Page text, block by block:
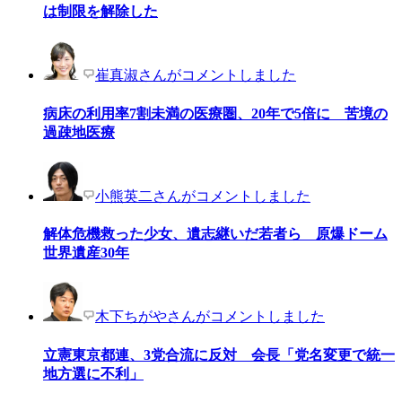
は制限を解除した
崔真淑さんがコメントしました
病床の利用率7割未満の医療圏、20年で5倍に 苦境の
過疎地医療
小熊英二さんがコメントしました
解体危機救った少女、遺志継いだ若者ら 原爆ドーム
世界遺産30年
木下ちがやさんがコメントしました
立憲東京都連、3党合流に反対 会長「党名変更で統一
地方選に不利」